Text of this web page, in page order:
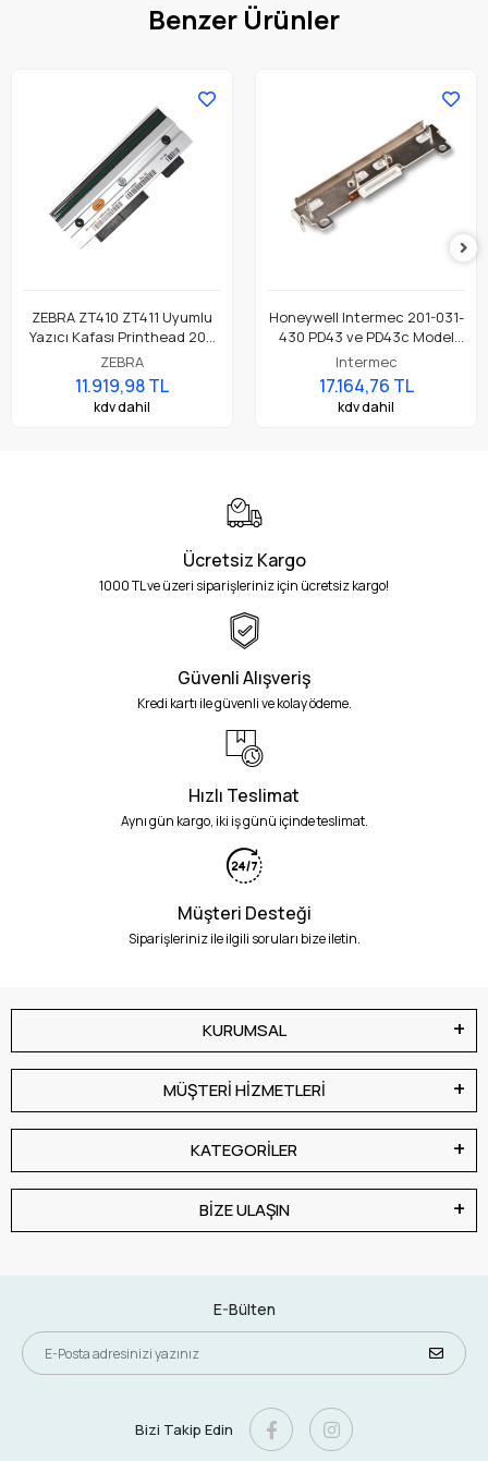
Benzer Ürünler
ZEBRA ZT410 ZT411 Uyumlu
Yazıcı Kafası Printhead 203
Dpi Parça No: P1058930-009
ZEBRA
11.919,98 TL
kdv dahil
Honeywell Intermec 201-031-
430 PD43 ve PD43c Model
Barkod Etiket Yazıcı 203 Dpi
Termal Baskı Kafası
Intermec
17.164,76 TL
kdv dahil
Ücretsiz Kargo
1000 TL ve üzeri siparişleriniz için ücretsiz kargo!
Güvenli Alışveriş
Kredi kartı ile güvenli ve kolay ödeme.
Hızlı Teslimat
Aynı gün kargo, iki iş günü içinde teslimat.
Müşteri Desteği
Siparişleriniz ile ilgili soruları bize iletin.
KURUMSAL
MÜŞTERİ HİZMETLERİ
KATEGORİLER
BİZE ULAŞIN
E-Bülten
Bizi Takip Edin